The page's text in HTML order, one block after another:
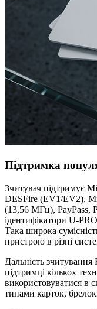
Підтримка
Зчитувач підтримує
DESFire (EV1/EV2),
(13,56 МГц), PayPass,
ідентифікатори U-
Така широка
пристрою в різні
Дальність
підтримці кількох
використовуватися в
типами карток,